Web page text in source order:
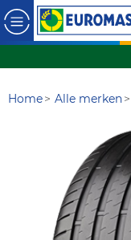
Home Alle merken